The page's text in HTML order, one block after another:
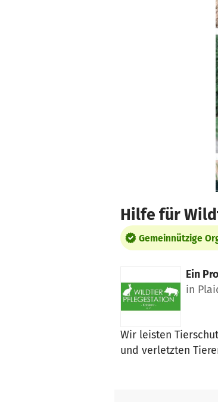
Hilfe für
Gemeinnützige
Ein
in
Wir leisten
und verletzten